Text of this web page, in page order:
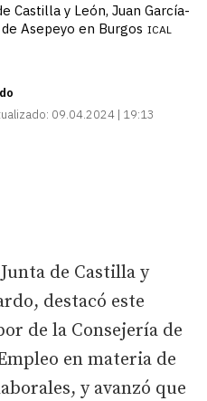
Castilla y León, Juan García-
Asepeyo en Burgos ICAL
09.04.2024 | 19:13
de Castilla y
destacó este
de la Consejería de
en materia de
y avanzó que